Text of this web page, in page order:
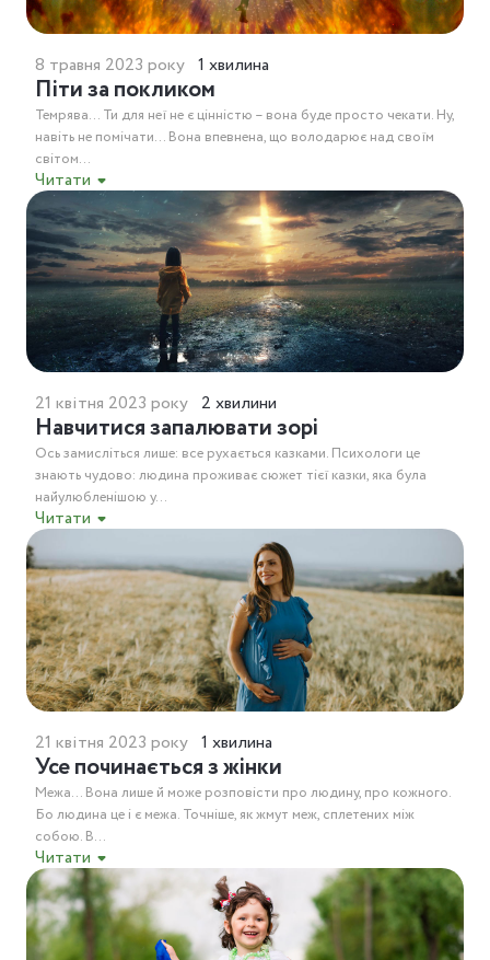
8 травня 2023 року 1 хвилина
Піти за покликом
Темрява… Ти для неї не є цінністю – вона буде просто чекати. Ну,
навіть не помічати… Вона впевнена, що володарює над своїм
світом...
Читати
21 квітня 2023 року 2 хвилини
Навчитися запалювати зорі
Ось замисліться лише: все рухається казками. Психологи це
знають чудово: людина проживає сюжет тієї казки, яка була
найулюбленішою у...
Читати
21 квітня 2023 року 1 хвилина
Усе починається з жінки
Межа… Вона лише й може розповісти про людину, про кожного.
Бо людина це і є межа. Точніше, як жмут меж, сплетених між
собою. В...
Читати